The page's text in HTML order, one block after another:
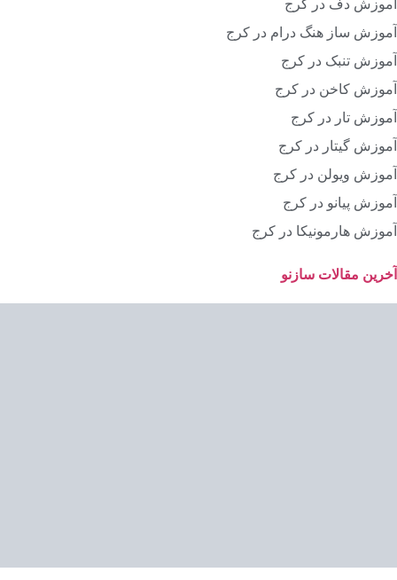
آموزش دف در کرج
آموزش ساز هنگ درام در کرج
آموزش تنبک در کرج
آموزش کاخن در کرج
آموزش تار در کرج
آموزش گیتار در کرج
آموزش ویولن در کرج
آموزش پیانو در کرج
آموزش هارمونیکا در کرج
آخرین مقالات سازنو